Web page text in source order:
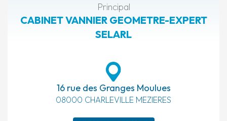
Principal
CABINET VANNIER GEOMETRE-EXPERT
SELARL
16 rue des Granges Moulues
08000 CHARLEVILLE MEZIERES